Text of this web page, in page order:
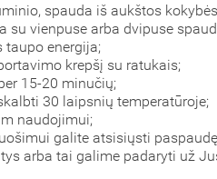
spauda iš aukštos
su vienpuse arba dvipuse
taupo energija;
krepšį su ratukais;
15-20 minučių;
30 laipsnių temperatūroje;
naudojimui;
galite atsisiųsti paspaudę
arba tai galime padaryti už